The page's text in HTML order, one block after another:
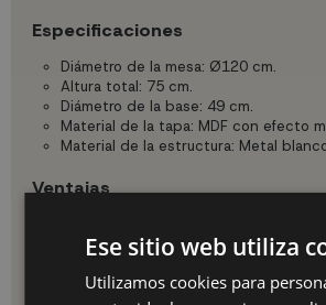
Especificaciones
Diámetro de la mesa: Ø120 cm.
Altura total: 75 cm.
Diámetro de la base: 49 cm.
Material de la tapa: MDF con efecto
Material de la estructura: Metal
Ventajas
Optar por la Mesa Ibiza significa
combina estilo y funcionalidad.
atractivo, sino también resistente,
Ese sitio web utiliza
Utilizamos cookies para